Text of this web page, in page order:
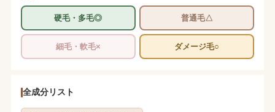
硬毛・多毛◎ 普通毛△
細毛・軟毛× ダメージ毛○
全成分リスト